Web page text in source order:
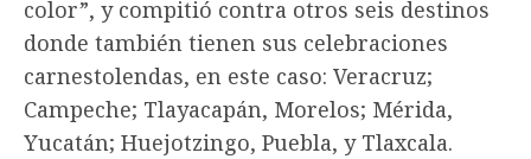
color”, y compitió contra otros seis destinos
donde también tienen sus celebraciones
carnestolendas, en este caso: Veracruz;
Campeche; Tlayacapán, Morelos; Mérida,
Yucatán; Huejotzingo, Puebla, y Tlaxcala.